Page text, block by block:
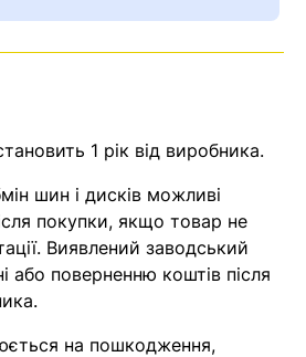
1 рік від виробника.
шин і дисків можливі
покупки, якщо товар не
Виявлений заводський
або поверненню коштів після
на пошкодження,